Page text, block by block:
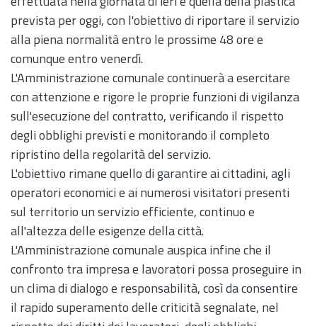
prevista per oggi, con l'obiettivo di riportare il servizio
alla piena normalità entro le prossime 48 ore e
comunque entro venerdì.
L'Amministrazione comunale continuerà a esercitare
con attenzione e rigore le proprie funzioni di vigilanza
sull'esecuzione del contratto, verificando il rispetto
degli obblighi previsti e monitorando il completo
ripristino della regolarità del servizio.
L'obiettivo rimane quello di garantire ai cittadini, agli
operatori economici e ai numerosi visitatori presenti
sul territorio un servizio efficiente, continuo e
all'altezza delle esigenze della città.
L'Amministrazione comunale auspica infine che il
confronto tra impresa e lavoratori possa proseguire in
un clima di dialogo e responsabilità, così da consentire
il rapido superamento delle criticità segnalate, nel